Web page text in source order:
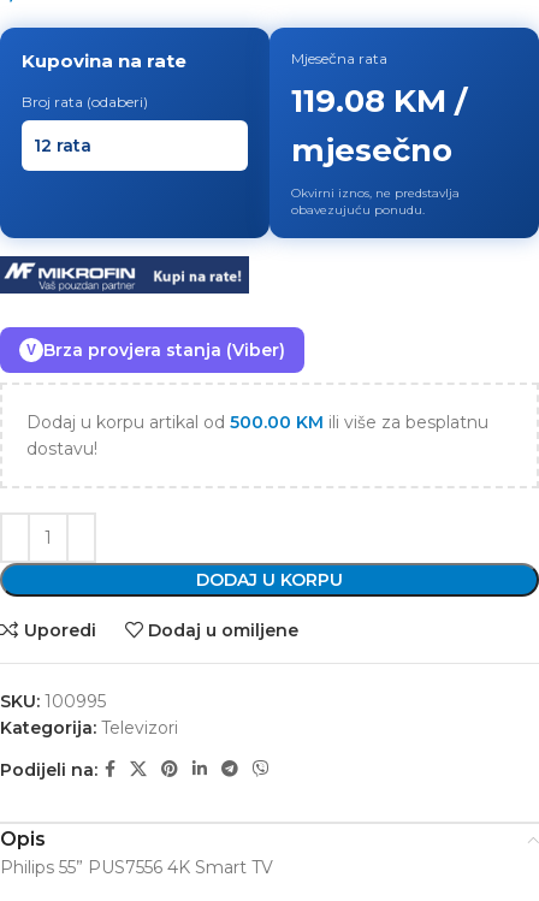
Kupovina na rate
Broj rata (odaberi)
Mjesečna rata
119.08 KM /
mjesečno
Okvirni iznos, ne predstavlja
obavezujuću ponudu.
V Brza provjera stanja (Viber)
Dodaj u korpu artikal od 500.00 KM ili više za besplatnu
dostavu!
DODAJ U KORPU
Uporedi Dodaj u omiljene
SKU: 100995
Kategorija: Televizori
Podijeli na:
Opis
Philips 55” PUS7556 4K Smart TV